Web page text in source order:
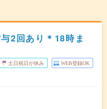
2回あり＊18時ま
土日祝日が休み WEB登録OK